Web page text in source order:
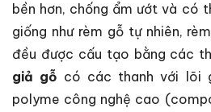
bền hơn, chống ẩm ướt và có
giống như rèm gỗ tự nhiên, r
đều được cấu tạo bằng các
giả gỗ có các thanh với lõi
polyme công nghệ cao